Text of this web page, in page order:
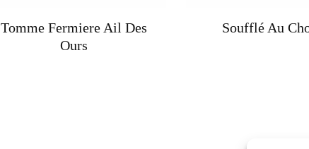
Tomme Fermiere Ail Des
Ours
Soufflé Au